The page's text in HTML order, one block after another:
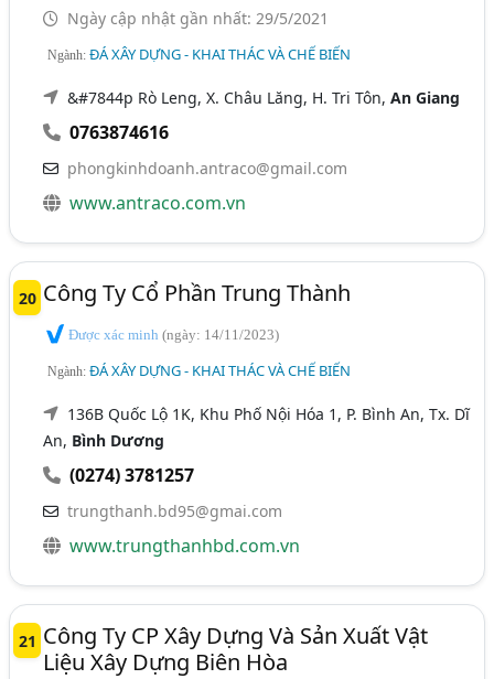
Ngày cập nhật gần nhất: 29/5/2021
Ngành:ĐÁ XÂY DỰNG - KHAI THÁC VÀ CHẾ BIẾN
&#7844p Rò Leng, X. Châu Lăng, H. Tri Tôn,An Giang
0763874616
phongkinhdoanh.antraco@gmail.com
www.antraco.com.vn
20 Công Ty Cổ Phần Trung Thành
Được xác minh(ngày: 14/11/2023)
Ngành:ĐÁ XÂY DỰNG - KHAI THÁC VÀ CHẾ BIẾN
136B Quốc Lộ 1K, Khu Phố Nội Hóa 1, P. Bình An, Tx. Dĩ
An, Bình Dương
(0274) 3781257
trungthanh.bd95@gmai.com
www.trungthanhbd.com.vn
21 Công Ty CP Xây Dựng Và Sản Xuất Vật
Liệu Xây Dựng Biên Hòa